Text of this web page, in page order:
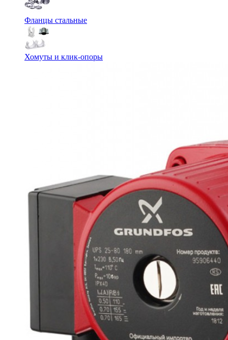
Фланцы стальные
Хомуты и клик-опоры